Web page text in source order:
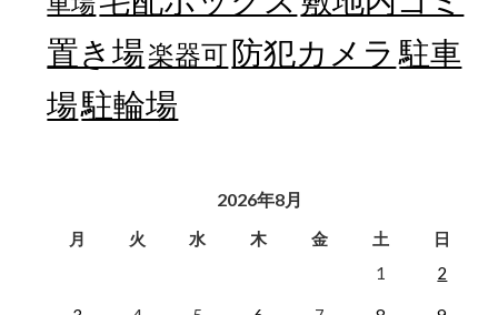
置き場楽器可防犯カメラ 駐車
場駐輪場
2026年8月
月 火 水 木 金 土
日
1
2